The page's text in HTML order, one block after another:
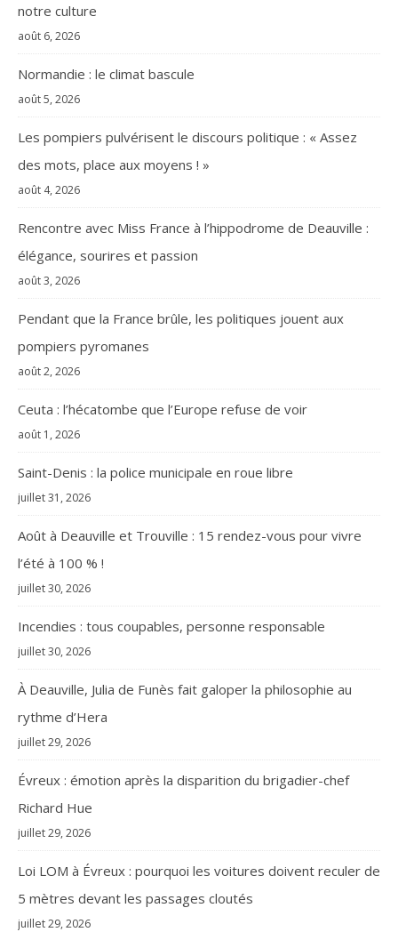
notre culture
août 6, 2026
Normandie : le climat bascule
août 5, 2026
Les pompiers pulvérisent le discours politique : « Assez
des mots, place aux moyens ! »
août 4, 2026
Rencontre avec Miss France à l’hippodrome de Deauville :
élégance, sourires et passion
août 3, 2026
Pendant que la France brûle, les politiques jouent aux
pompiers pyromanes
août 2, 2026
Ceuta : l’hécatombe que l’Europe refuse de voir
août 1, 2026
Saint-Denis : la police municipale en roue libre
juillet 31, 2026
Août à Deauville et Trouville : 15 rendez-vous pour vivre
l’été à 100 % !
juillet 30, 2026
Incendies : tous coupables, personne responsable
juillet 30, 2026
À Deauville, Julia de Funès fait galoper la philosophie au
rythme d’Hera
juillet 29, 2026
Évreux : émotion après la disparition du brigadier-chef
Richard Hue
juillet 29, 2026
Loi LOM à Évreux : pourquoi les voitures doivent reculer de
5 mètres devant les passages cloutés
juillet 29, 2026